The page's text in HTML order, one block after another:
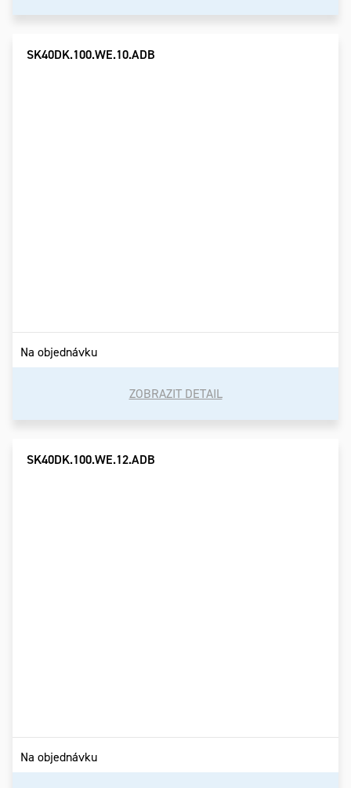
SK40DK.100.WE.10.ADB
Na objednávku
ZOBRAZIT DETAIL
SK40DK.100.WE.12.ADB
Na objednávku